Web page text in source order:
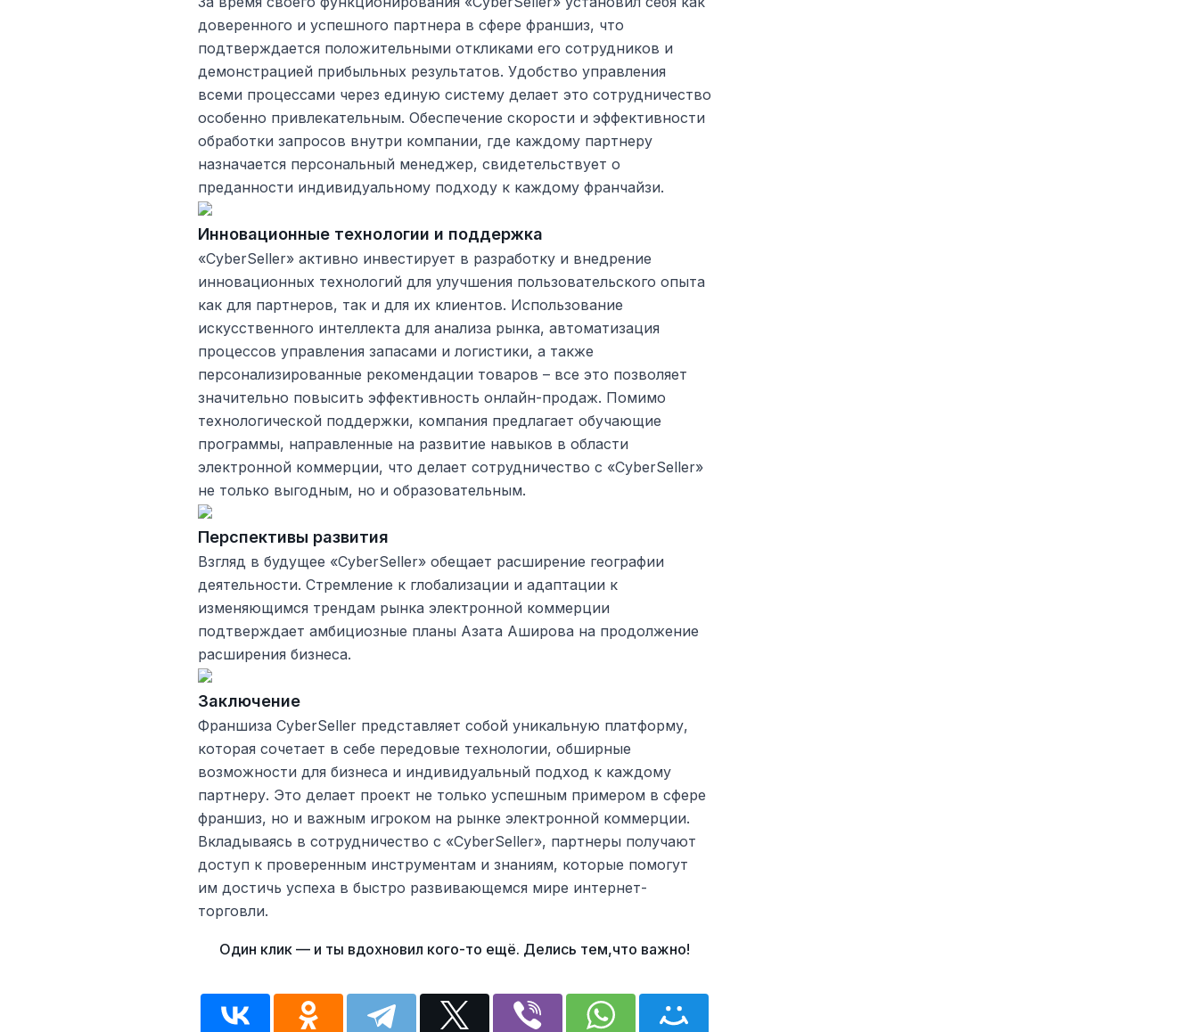
доверенного и успешного партнера в сфере франшиз, что
подтверждается положительными откликами его сотрудников и
демонстрацией прибыльных результатов. Удобство управления
всеми процессами через единую систему делает это сотрудничество
особенно привлекательным. Обеспечение скорости и эффективности
обработки запросов внутри компании, где каждому партнеру
назначается персональный менеджер, свидетельствует о
преданности индивидуальному подходу к каждому франчайзи.
Инновационные технологии и поддержка
«CyberSeller» активно инвестирует в разработку и внедрение
инновационных технологий для улучшения пользовательского опыта
как для партнеров, так и для их клиентов. Использование
искусственного интеллекта для анализа рынка, автоматизация
процессов управления запасами и логистики, а также
персонализированные рекомендации товаров – все это позволяет
значительно повысить эффективность онлайн-продаж. Помимо
технологической поддержки, компания предлагает обучающие
программы, направленные на развитие навыков в области
электронной коммерции, что делает сотрудничество с «CyberSeller»
не только выгодным, но и образовательным.
Перспективы развития
Взгляд в будущее «CyberSeller» обещает расширение географии
деятельности. Стремление к глобализации и адаптации к
изменяющимся трендам рынка электронной коммерции
подтверждает амбициозные планы Азата Аширова на продолжение
расширения бизнеса.
Заключение
Франшиза CyberSeller представляет собой уникальную платформу,
которая сочетает в себе передовые технологии, обширные
возможности для бизнеса и индивидуальный подход к каждому
партнеру. Это делает проект не только успешным примером в сфере
франшиз, но и важным игроком на рынке электронной коммерции.
Вкладываясь в сотрудничество с «CyberSeller», партнеры получают
доступ к проверенным инструментам и знаниям, которые помогут
им достичь успеха в быстро развивающемся мире интернет-
торговли.